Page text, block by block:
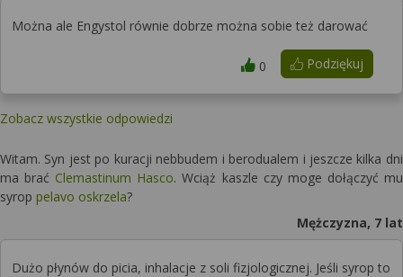
Można ale Engystol równie dobrze można sobie też darować
Podziękuj
0
Zobacz wszystkie odpowiedzi
Witam. Syn jest po kuracji nebbudem i berodualem i jeszcze kilka dni
ma brać Clemastinum Hasco. Wciąż kaszle czy moge dołączyć mu
syrop pelavo oskrzela?
Mężczyzna, 7 lat
Dużo płynów do picia, inhalacje z soli fizjologicznej. Jeśli syrop to